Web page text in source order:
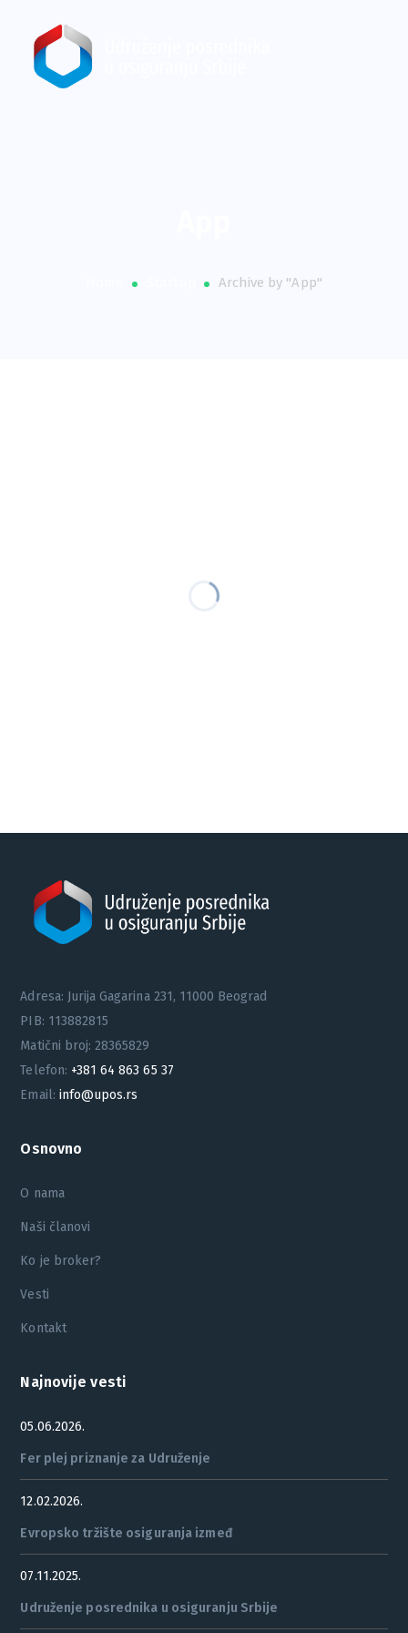
Archive by "App"
Adresa: Jurija Gagarina 231, 11000 Beograd
PIB: 113882815
Matični broj: 28365829
Telefon: +381 64 863 65 37
Email: info@upos.rs
Osnovno
O nama
Naši članovi
Ko je broker?
Vesti
Kontakt
Najnovije vesti
05.06.2026.
Fer plej priznanje za Udruženje
12.02.2026.
Evropsko tržište osiguranja izmeđ
07.11.2025.
Udruženje posrednika u osiguranju Srbije